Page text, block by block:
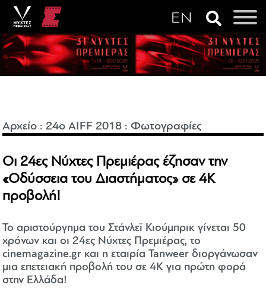
Αρχείο :24o AIFF 2018 : Φωτογραφίες
Οι 24ες Νύχτες Πρεμιέρας έζησαν την
«Οδύσσεια του Διαστήματος» σε 4K
προβολή!
Το αριστούργημα του Στάνλεϊ Κιούμπρικ γίνεται 50
χρόνων και οι 24ες Νύχτες Πρεμιέρας, το
cinemagazine.gr και η εταιρία Tanweer διοργάνωσαν
μια επετειακή προβολή του σε 4Κ για πρώτη φορά
στην Ελλάδα!